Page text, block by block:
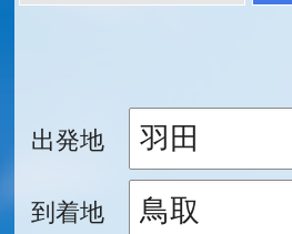
出発地
到着地